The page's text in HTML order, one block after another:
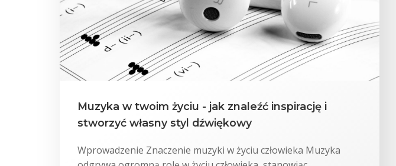
Muzyka w twoim życiu - jak znaleźć inspirację i
stworzyć własny styl dźwiękowy
Wprowadzenie Znaczenie muzyki w życiu człowieka Muzyka